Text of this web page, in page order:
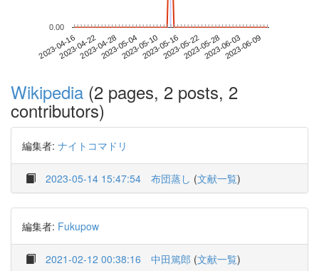
2023-04-162023-04-222023-04-282023-05-042023-05-102023-05-162023-05-222023-05-282023-06-032023-06-09
0.00
Wikipedia (2 pages, 2 posts, 2
contributors)
編集者: ナイトコマドリ
2023-05-14 15:47:54 布団蒸し (文献一覧)
編集者: Fukupow
2021-02-12 00:38:16 中田篤郎 (文献一覧)